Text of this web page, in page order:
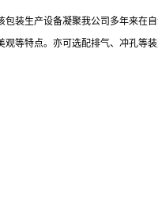
装生产设备凝聚我公司多年来在
等特点。亦可选配排气、冲孔等